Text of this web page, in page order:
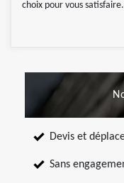
choix pour vous
Devis et
Sans